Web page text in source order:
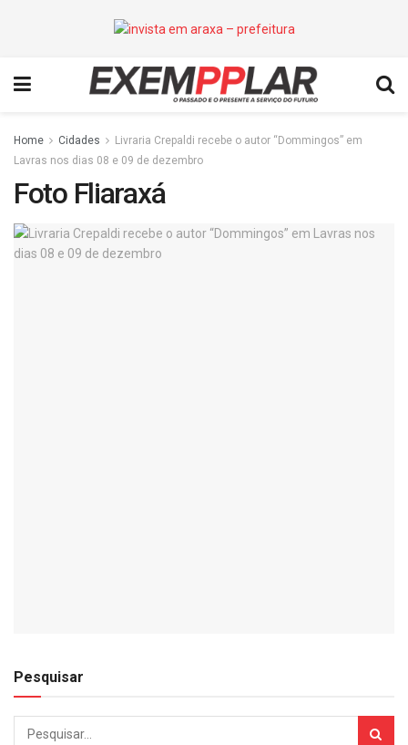
Home Cidades
Livraria Crepaldi recebe o autor “Dommingos” em
Lavras nos dias 08 e 09 de dezembro
Foto Fliaraxá
Pesquisar